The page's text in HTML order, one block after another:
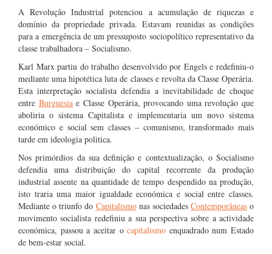
A Revolução Industrial potenciou a acumulação de riquezas e
domínio da propriedade privada. Estavam reunidas as condições
para a emergência de um pressuposto sociopolítico representativo da
classe trabalhadora – Socialismo.
Karl Marx partiu do trabalho desenvolvido por Engels e redefiniu-o
mediante uma hipotética luta de classes e revolta da Classe Operária.
Esta interpretação socialista defendia a inevitabilidade de choque
entre Burguesiae Classe Operária, provocando uma revolução que
aboliria o sistema Capitalista e implementaria um novo sistema
económico e social sem classes – comunismo, transformado mais
tarde em ideologia politica.
Nos primórdios da sua definição e contextualização, o Socialismo
defendia uma distribuição do capital recorrente da produção
industrial assente na quantidade de tempo despendido na produção,
isto traria uma maior igualdade económica e social entre classes.
Mediante o triunfo do Capitalismonas sociedades Contemporâneaso
movimento socialista redefiniu a sua perspectiva sobre a actividade
económica, passou a aceitar ocapitalismo enquadrado num Estado
de bem-estar social.